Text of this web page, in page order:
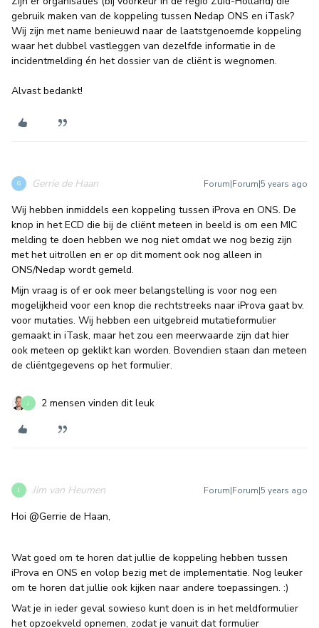
gebruik maken van de koppeling tussen Nedap ONS en iTask?
Wij zijn met name benieuwd naar de laatstgenoemde koppeling
waar het dubbel vastleggen van dezelfde informatie in de
incidentmelding én het dossier van de cliënt is wegnomen.
Alvast bedankt!
G Gerrie de Haan Forum|Forum|5 years ago
Wij hebben inmiddels een koppeling tussen iProva en ONS. De
knop in het ECD die bij de cliënt meteen in beeld is om een MIC
melding te doen hebben we nog niet omdat we nog bezig zijn
met het uitrollen en er op dit moment ook nog alleen in
ONS/Nedap wordt gemeld.
Mijn vraag is of er ook meer belangstelling is voor nog een
mogelijkheid voor een knop die rechtstreeks naar iProva gaat bv.
voor mutaties. Wij hebben een uitgebreid mutatieformulier
gemaakt in iTask, maar het zou een meerwaarde zijn dat hier
ook meteen op geklikt kan worden. Bovendien staan dan meteen
de cliëntgegevens op het formulier.
J 2 mensen vinden dit leuk
J Jim van Heumen Forum|Forum|5 years ago
Hoi @Gerrie de Haan,
Wat goed om te horen dat jullie de koppeling hebben tussen
iProva en ONS en volop bezig met de implementatie. Nog leuker
om te horen dat jullie ook kijken naar andere toepassingen. :)
Wat je in ieder geval sowieso kunt doen is in het meldformulier
het opzoekveld opnemen, zodat je vanuit dat formulier